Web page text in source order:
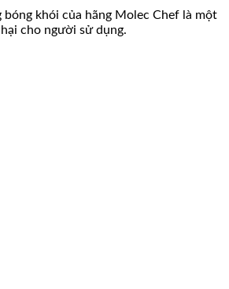
bóng khói của hãng Molec Chef là một
cho người sử dụng.